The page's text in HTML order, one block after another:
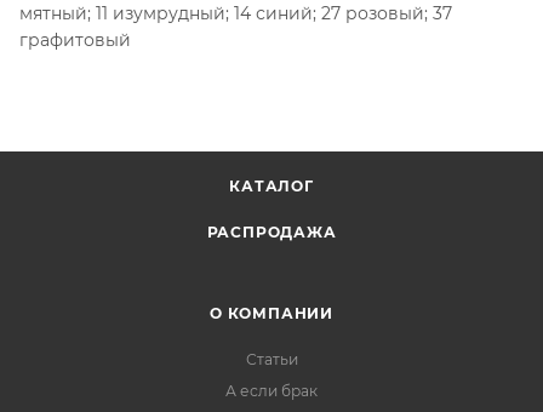
мятный; 11 изумрудный; 14 синий; 27 розовый; 37
графитовый
КАТАЛОГ
РАСПРОДАЖА
О КОМПАНИИ
Статьи
А если брак